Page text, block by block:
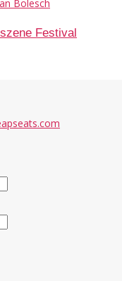
Festival